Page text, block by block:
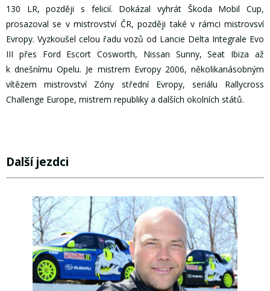
130 LR, později s felicií. Dokázal vyhrát Škoda Mobil Cup,
prosazoval se v mistrovství ČR, později také v rámci mistrovsví
Evropy. Vyzkoušel celou řadu vozů od Lancie Delta Integrale Evo
III přes Ford Escort Cosworth, Nissan Sunny, Seat Ibiza až
k dnešnímu Opelu. Je mistrem Evropy 2006, několikanásobným
vítězem mistrovství Zóny střední Evropy, seriálu Rallycross
Challenge Europe, mistrem republiky a dalších okolních států.
Další jezdci